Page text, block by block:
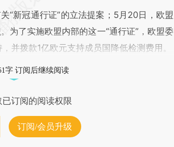
新冠通行证”的立法提案；5月20日，欧盟
为了实施欧盟内部的这一“通行证”，欧盟委
并拨款1亿欧元支持成员国降低检测费用。
字 订阅后继续阅读
订阅的阅读权限
订阅/会员升级